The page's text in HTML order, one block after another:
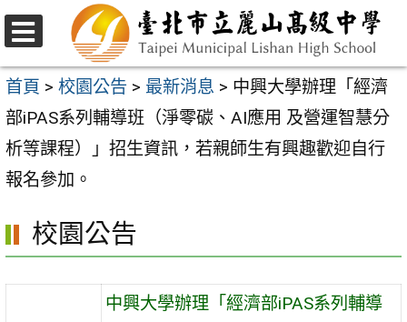
跳
至
主
要
內
容
選
單
首頁 > 校園公告 > 最新消息 > 中興大學辦理「經濟
部iPAS系列輔導班（淨零碳、AI應用 及營運智慧分
析等課程）」招生資訊，若親師生有興趣歡迎自行
報名參加。
校園公告
中興大學辦理「經濟部iPAS系列輔導